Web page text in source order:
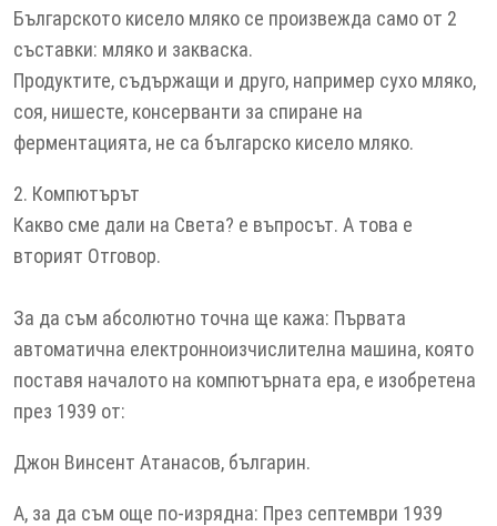
Българското кисело мляко се произвежда само от 2
съставки: мляко и закваска.
Продуктите, съдържащи и друго, например сухо мляко,
соя, нишесте, консерванти за спиране на
ферментацията, не са българско кисело мляко.
2. Компютърът
Какво сме дали на Света? е въпросът. А това е
вторият Отговор.
За да съм абсолютно точна ще кажа: Първата
автоматична електронноизчислителна машина, която
поставя началото на компютърната ера, е изобретена
през 1939 от:
Джон Винсент Атанасов, българин.
А, за да съм още по-изрядна: През септември 1939